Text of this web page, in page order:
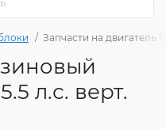
Запчасти на двигатель
л.с. верт.